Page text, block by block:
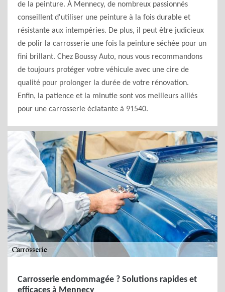
de la peinture. À Mennecy, de nombreux passionnés
conseillent d'utiliser une peinture à la fois durable et
résistante aux intempéries. De plus, il peut être judicieux
de polir la carrosserie une fois la peinture séchée pour un
fini brillant. Chez Boussy Auto, nous vous recommandons
de toujours protéger votre véhicule avec une cire de
qualité pour prolonger la durée de votre rénovation.
Enfin, la patience et la minutie sont vos meilleurs alliés
pour une carrosserie éclatante à 91540.
Carrosserie endommagée ? Solutions rapides et